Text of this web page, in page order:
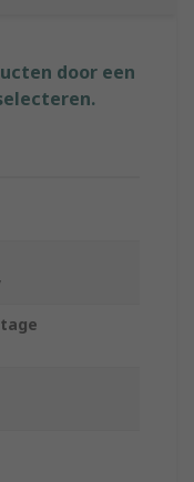
door een